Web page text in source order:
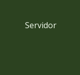
Servidor